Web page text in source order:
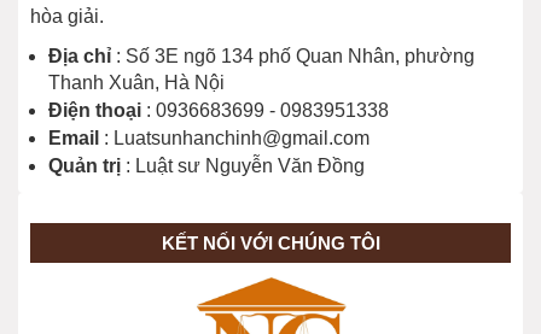
hòa giải.
Địa chỉ : Số 3E ngõ 134 phố Quan Nhân, phường
Thanh Xuân, Hà Nội
Điện thoại : 0936683699 - 0983951338
Email : Luatsunhanchinh@gmail.com
Quản trị : Luật sư Nguyễn Văn Đồng
KẾT NỐI VỚI CHÚNG TÔI